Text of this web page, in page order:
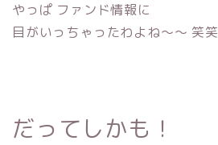
やっぱ ファンド情報に
目がいっちゃったわよね〜〜 笑笑
だってしかも！